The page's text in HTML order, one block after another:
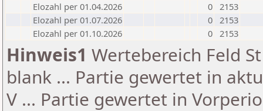
Elozahl per 01.04.2026
0 2153
Elozahl per 01.07.2026
0 2153
Elozahl per 01.10.2026
0 2153
Hinweis1 Wertebereich Feld
blank ... Partie gewertet in
V ... Partie gewertet in